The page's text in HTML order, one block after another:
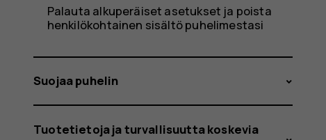
Palauta alkuperäiset asetukset ja poista
henkilökohtainen sisältö puhelimestasi
Suojaa puhelin
Tuotetietoja ja turvallisuutta koskevia